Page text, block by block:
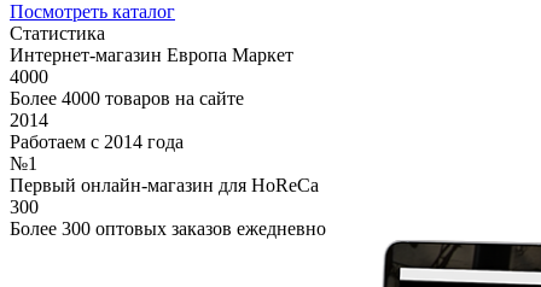
Посмотреть каталог
Статистика
Интернет-магазин Европа Маркет
4000
Более 4000 товаров на сайте
2014
Работаем с 2014 года
№1
Первый онлайн-магазин для HoReCa
300
Более 300 оптовых заказов ежедневно